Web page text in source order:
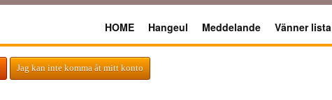
HOME Hangeul Meddelande Vänner lista
Jag kan inte komma åt mitt konto